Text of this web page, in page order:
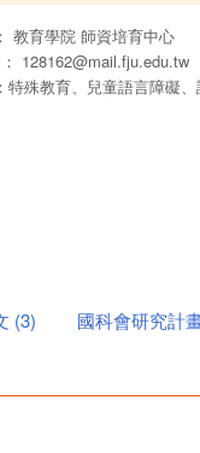
教育學院 師資培育中心
128162@mail.fju.edu.tw
特殊教育、兒童語言障礙
(3) 國科會研究計